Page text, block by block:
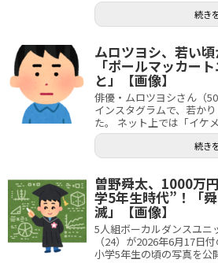
続き
ムロツヨシ、若い
「ポールマッカー
と」【画像】
俳優・ムロツヨシさん（
インスタグラムで、若か
た。 ネット上では「イケ
続き
曽野舜太、1000万
学5年生時代”！「
滅」【画像】
5人組ボーカルダンスユニ
（24）が2026年6月17日
小学5年生の頃の写真を公